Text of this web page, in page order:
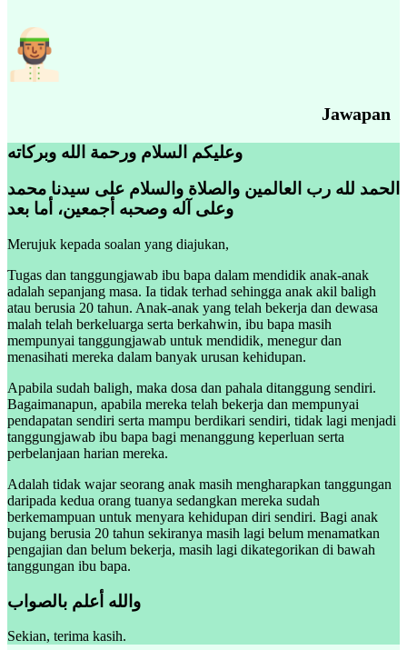
Jawapan
وعليكم السلام ورحمة الله وبركاته
الحمد لله رب العالمين والصلاة والسلام على سيدنا محمد
وعلى آله وصحبه أجمعين، أما بعد
Merujuk kepada soalan yang diajukan,
Tugas dan tanggungjawab ibu bapa dalam mendidik anak-anak
adalah sepanjang masa. Ia tidak terhad sehingga anak akil baligh
atau berusia 20 tahun. Anak-anak yang telah bekerja dan dewasa
malah telah berkeluarga serta berkahwin, ibu bapa masih
mempunyai tanggungjawab untuk mendidik, menegur dan
menasihati mereka dalam banyak urusan kehidupan.
Apabila sudah baligh, maka dosa dan pahala ditanggung sendiri.
Bagaimanapun, apabila mereka telah bekerja dan mempunyai
pendapatan sendiri serta mampu berdikari sendiri, tidak lagi menjadi
tanggungjawab ibu bapa bagi menanggung keperluan serta
perbelanjaan harian mereka.
Adalah tidak wajar seorang anak masih mengharapkan tanggungan
daripada kedua orang tuanya sedangkan mereka sudah
berkemampuan untuk menyara kehidupan diri sendiri. Bagi anak
bujang berusia 20 tahun sekiranya masih lagi belum menamatkan
pengajian dan belum bekerja, masih lagi dikategorikan di bawah
tanggungan ibu bapa.
والله أعلم بالصواب
Sekian, terima kasih.